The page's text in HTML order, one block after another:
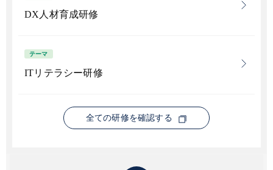
DX人材育成研修
テーマ
ITリテラシー研修
全ての研修を確認する